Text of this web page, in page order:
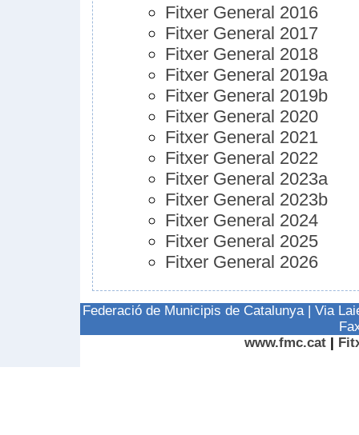
Fitxer General 2016
Fitxer General 2017
Fitxer General 2018
Fitxer General 2019a
Fitxer General 2019b
Fitxer General 2020
Fitxer General 2021
Fitxer General 2022
Fitxer General 2023a
Fitxer General 2023b
Fitxer General 2024
Fitxer General 2025
Fitxer General 2026
Federació de Municipis de Catalunya | Via
www.fmc.cat |